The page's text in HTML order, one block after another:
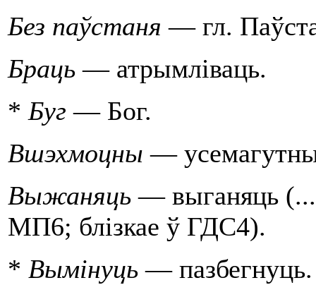
Без паўстаня— гл.
Браць— атрымлiваць.
* Буг— Бог.
Вшэхмоцны —
Выжаняць — выганяць (...
МП6; блiзкае ў ГДС4).
* Вымiнуць — пазбегнуць.